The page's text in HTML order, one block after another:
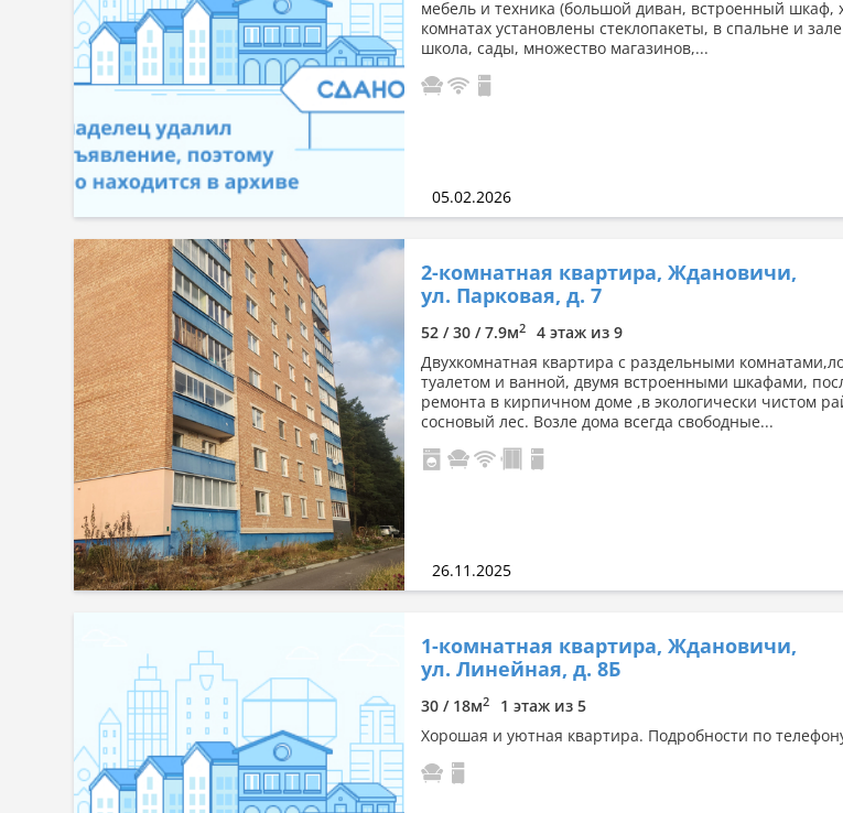
мебель и техника (большой диван, встроенный шкаф,
комнатах установлены стеклопакеты, в спальне и
школа, сады, множество магазинов,...
05.02.2026
2-комнатная квартира, Ждановичи,
ул. Парковая, д. 7
52 / 30 / 7.9м2
4 этаж из 9
Двухкомнатная квартира с раздельными
туалетом и ванной, двумя встроенными шкафами,
ремонта в кирпичном доме ,в экологически чистом
сосновый лес. Возле дома всегда свободные...
26.11.2025
1-комнатная квартира, Ждановичи,
ул. Линейная, д. 8Б
30 / 18м2
1 этаж из 5
Хорошая и уютная квартира. Подробности по